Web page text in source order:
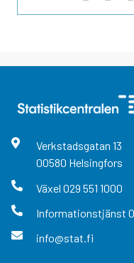
Verkstadsgatan 13
00580 Helsingfors
Växel 029 551 1000
Informationstjänst
info@stat.fi